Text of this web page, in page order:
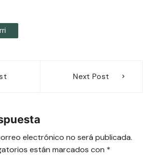
Next Post
electrónico no será publicada.
están marcados con *